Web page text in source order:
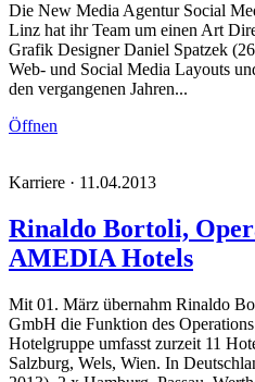
Die New Media Agentur Social
Linz hat ihr Team um einen Art
Grafik Designer Daniel Spatzek
Web- und Social Media Layouts
den vergangenen Jahren...
Öffnen
Karriere · 11.04.2013
Rinaldo Bortoli,
AMEDIA Hotels
Mit 01. März übernahm Rinaldo
GmbH die Funktion des
Hotelgruppe umfasst zurzeit 11
Salzburg, Wels, Wien. In